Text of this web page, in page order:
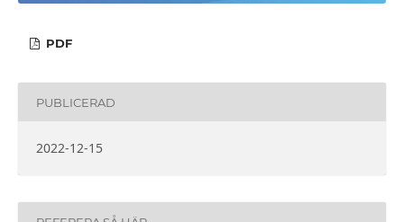
PDF
PUBLICERAD
2022-12-15